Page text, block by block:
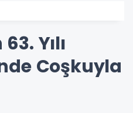
Yılı
Coşkuyla